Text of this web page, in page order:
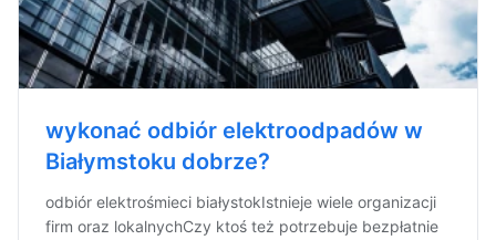
wykonać odbiór elektroodpadów w
Białymstoku dobrze?
odbiór elektrośmieci białystokIstnieje wiele organizacji
firm oraz lokalnychCzy ktoś też potrzebuje bezpłatnie